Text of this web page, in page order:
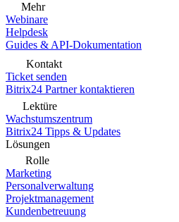
Mehr
Webinare
Helpdesk
Guides & API-Dokumentation
Kontakt
Ticket senden
Bitrix24 Partner kontaktieren
Lektüre
Wachstumszentrum
Bitrix24 Tipps & Updates
Lösungen
Rolle
Marketing
Personalverwaltung
Projektmanagement
Kundenbetreuung